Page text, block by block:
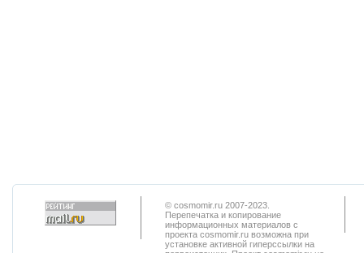
© cosmomir.ru 2007-2023.
Перепечатка и копирование
информационных материалов с
проекта cosmomir.ru возможна при
установке активной гиперссылки на